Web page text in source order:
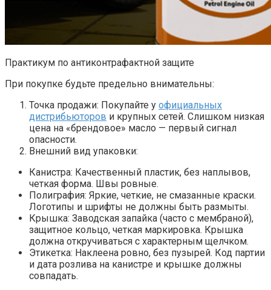
Практикум по антиконтрафактной защите
При покупке будьте предельно внимательны:
Точка продажи: Покупайте у официальных
дистрибьюторов и крупных сетей. Слишком низкая
цена на «брендовое» масло — первый сигнал
опасности.
Внешний вид упаковки:
Канистра: Качественный пластик, без наплывов,
четкая форма. Швы ровные.
Полиграфия: Яркие, четкие, не смазанные краски.
Логотипы и шрифты не должны быть размыты.
Крышка: Заводская запайка (часто с мембраной),
защитное кольцо, четкая маркировка. Крышка
должна откручиваться с характерным щелчком.
Этикетка: Наклеена ровно, без пузырей. Код партии
и дата розлива на канистре и крышке должны
совпадать.